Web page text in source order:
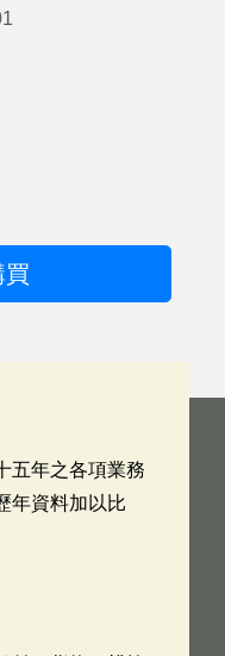
買
五年之各項業務
年資料加以比